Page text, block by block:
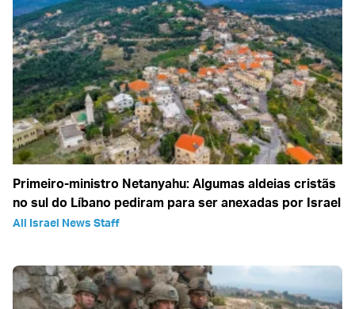
Primeiro-ministro Netanyahu: Algumas aldeias cristãs
no sul do Líbano pediram para ser anexadas por Israel
All Israel News Staff